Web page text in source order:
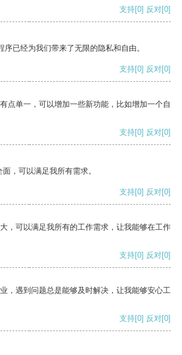
支持[0] 反对[0]
已经为我们带来了无限的隐私和自由。
支持[0] 反对[0]
点单一，可以增加一些新功能，比如增加一个自
支持[0] 反对[0]
，可以满足我所有需求。
支持[0] 反对[0]
，可以满足我所有的工作需求，让我能够在工作
支持[0] 反对[0]
，遇到问题总是能够及时解决，让我能够安心工
支持[0] 反对[0]